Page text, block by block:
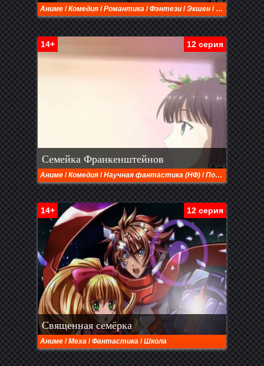
Аниме /Комедия /Романтика /Фэнтези /Экшен / Этти
12 серия
14+
Семейка Франкенштейнов
Аниме /Комедия /Научная фантастика (НФ) /Повседневность
12 серия
14+
Священная семёрка
Аниме /Меха /Фантастика /Школа